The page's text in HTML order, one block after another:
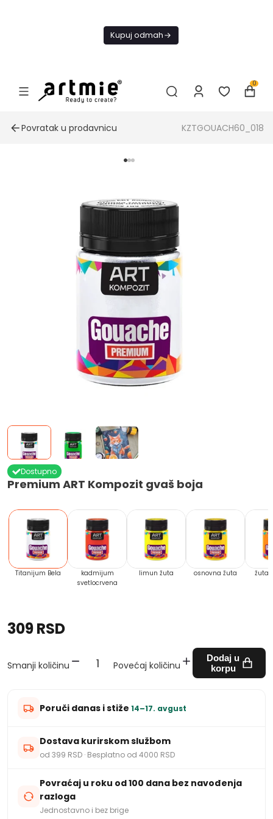
Kupuj odmah
0
Povratak u prodavnicu KZTGOUACH60_018
Premium ART Kompozit gvaš boja
Dostupno
Titanijum Bela
kadmijum
svetlocrvena
limun žuta osnovna žuta žuta
309 RSD
Smanji količinu Povećaj količinu
Dodaj u
korpu
Poruči danas i stiže 14–17. avgust
Dostava kurirskom službom
od 399 RSD · Besplatno od 4000 RSD
Povraćaj u roku od 100 dana bez navođenja
razloga
Jednostavno i bez brige